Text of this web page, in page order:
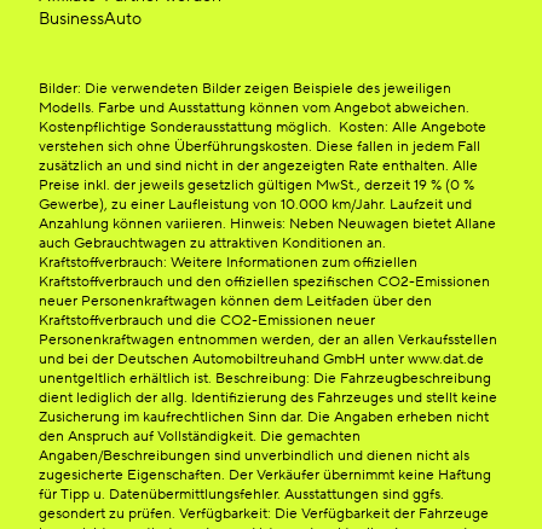
BusinessAuto
Bilder: Die verwendeten Bilder zeigen Beispiele des jeweiligen
Modells. Farbe und Ausstattung können vom Angebot abweichen.
Kostenpflichtige Sonderausstattung möglich. Kosten: Alle Angebote
verstehen sich ohne Überführungskosten. Diese fallen in jedem Fall
zusätzlich an und sind nicht in der angezeigten Rate enthalten. Alle
Preise inkl. der jeweils gesetzlich gültigen MwSt., derzeit 19 % (0 %
Gewerbe), zu einer Laufleistung von 10.000 km/Jahr. Laufzeit und
Anzahlung können variieren. Hinweis: Neben Neuwagen bietet Allane
auch Gebrauchtwagen zu attraktiven Konditionen an.
Kraftstoffverbrauch: Weitere Informationen zum offiziellen
Kraftstoffverbrauch und den offiziellen spezifischen CO2-Emissionen
neuer Personenkraftwagen können dem Leitfaden über den
Kraftstoffverbrauch und die CO2-Emissionen neuer
Personenkraftwagen entnommen werden, der an allen Verkaufsstellen
und bei der Deutschen Automobiltreuhand GmbH unter www.dat.de
unentgeltlich erhältlich ist. Beschreibung: Die Fahrzeugbeschreibung
dient lediglich der allg. Identifizierung des Fahrzeuges und stellt keine
Zusicherung im kaufrechtlichen Sinn dar. Die Angaben erheben nicht
den Anspruch auf Vollständigkeit. Die gemachten
Angaben/Beschreibungen sind unverbindlich und dienen nicht als
zugesicherte Eigenschaften. Der Verkäufer übernimmt keine Haftung
für Tipp u. Datenübermittlungsfehler. Ausstattungen sind ggfs.
gesondert zu prüfen. Verfügbarkeit: Die Verfügbarkeit der Fahrzeuge